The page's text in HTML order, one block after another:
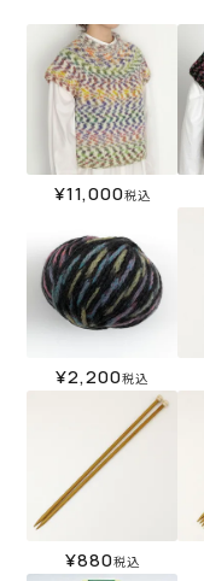
¥11,000税込
¥2,200税込
¥880税込